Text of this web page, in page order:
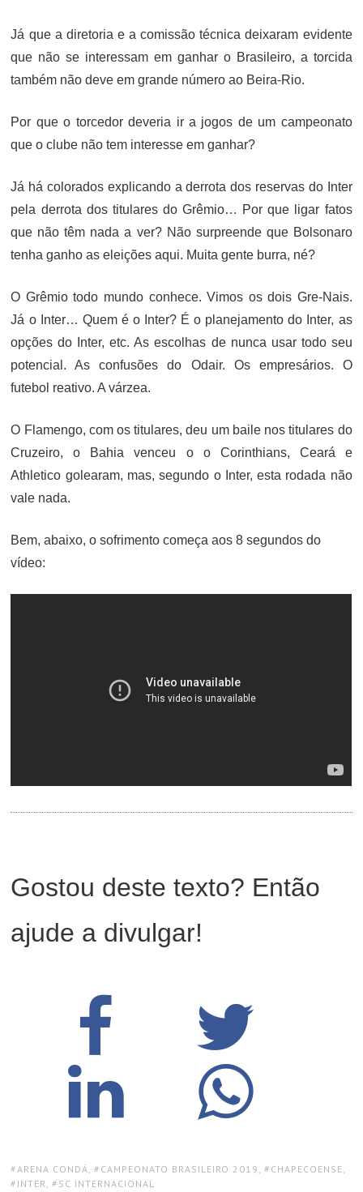
Já que a diretoria e a comissão técnica deixaram evidente
que não se interessam em ganhar o Brasileiro, a torcida
também não deve em grande número ao Beira-Rio.
Por que o torcedor deveria ir a jogos de um campeonato
que o clube não tem interesse em ganhar?
Já há colorados explicando a derrota dos reservas do Inter
pela derrota dos titulares do Grêmio… Por que ligar fatos
que não têm nada a ver? Não surpreende que Bolsonaro
tenha ganho as eleições aqui. Muita gente burra, né?
O Grêmio todo mundo conhece. Vimos os dois Gre-Nais.
Já o Inter… Quem é o Inter? É o planejamento do Inter, as
opções do Inter, etc. As escolhas de nunca usar todo seu
potencial. As confusões do Odair. Os empresários. O
futebol reativo. A várzea.
O Flamengo, com os titulares, deu um baile nos titulares do
Cruzeiro, o Bahia venceu o o Corinthians, Ceará e
Athletico golearam, mas, segundo o Inter, esta rodada não
vale nada.
Bem, abaixo, o sofrimento começa aos 8 segundos do
vídeo:
Gostou deste texto? Então
ajude a divulgar!
TAGS:
ARENA CONDÁ , CAMPEONATO BRASILEIRO 2019 , CHAPECOENSE
INTER , SC INTERNACIONAL